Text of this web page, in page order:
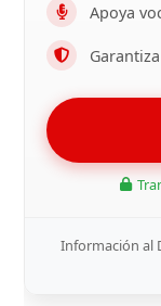
Apoya
Información al